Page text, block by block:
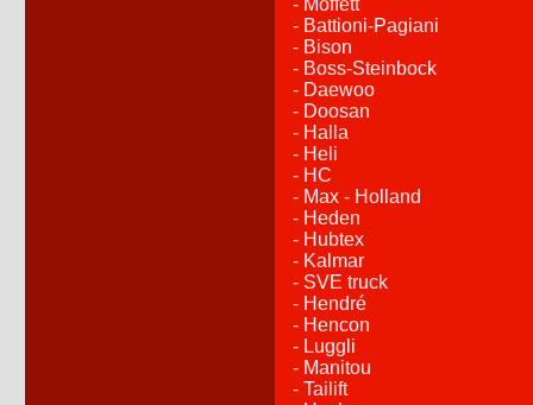
- Moffett
- Battioni-Pagiani
- Bison
- Boss-Steinbock
- Daewoo
- Doosan
- Halla
- Heli
- HC
- Max - Holland
- Heden
- Hubtex
- Kalmar
- SVE truck
- Hendré
- Hencon
- Luggli
- Manitou
- Tailift